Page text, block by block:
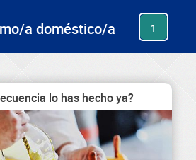
a doméstico/a 1
lo has hecho ya?